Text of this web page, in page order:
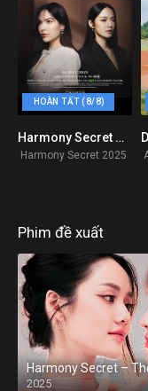
HOÀN TẤT (8/8)
0
Harmony Secret – Thỏa Thuận Bí Mật
Harmony Secret 2025
Phim đề xuất
Harmony Secret –
2025